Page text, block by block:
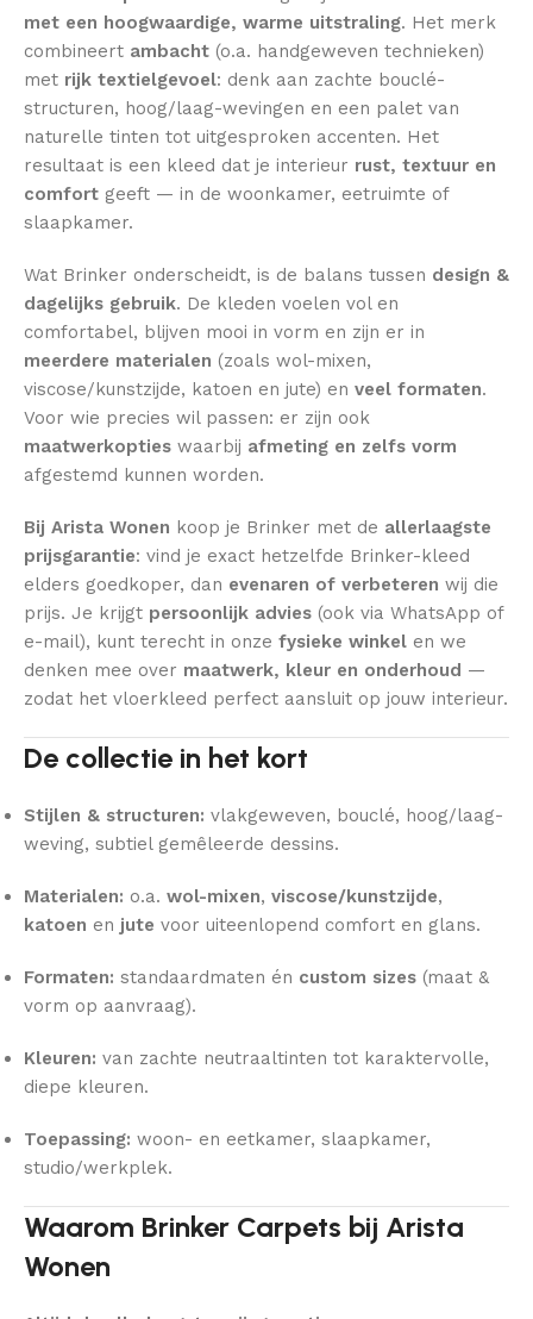
met een hoogwaardige, warme uitstraling. Het merk
combineert ambacht (o.a. handgeweven technieken)
met rijk textielgevoel: denk aan zachte bouclé-
structuren, hoog/laag-wevingen en een palet van
naturelle tinten tot uitgesproken accenten. Het
resultaat is een kleed dat je interieur rust, textuur en
comfort geeft — in de woonkamer, eetruimte of
slaapkamer.
Wat Brinker onderscheidt, is de balans tussen design &
dagelijks gebruik. De kleden voelen vol en
comfortabel, blijven mooi in vorm en zijn er in
meerdere materialen (zoals wol-mixen,
viscose/kunstzijde, katoen en jute) en veel formaten.
Voor wie precies wil passen: er zijn ook
maatwerkopties waarbij afmeting en zelfs vorm
afgestemd kunnen worden.
Bij Arista Wonen koop je Brinker met de allerlaagste
prijsgarantie: vind je exact hetzelfde Brinker-kleed
elders goedkoper, dan evenaren of verbeteren wij die
prijs. Je krijgt persoonlijk advies (ook via WhatsApp of
e-mail), kunt terecht in onze fysieke winkel en we
denken mee over maatwerk, kleur en onderhoud —
zodat het vloerkleed perfect aansluit op jouw interieur.
De collectie in het kort
Stijlen & structuren: vlakgeweven, bouclé, hoog/laag-
weving, subtiel gemêleerde dessins.
Materialen: o.a. wol-mixen, viscose/kunstzijde,
katoen en jute voor uiteenlopend comfort en glans.
Formaten: standaardmaten én custom sizes (maat &
vorm op aanvraag).
Kleuren: van zachte neutraaltinten tot karaktervolle,
diepe kleuren.
Toepassing: woon- en eetkamer, slaapkamer,
studio/werkplek.
Waarom Brinker Carpets bij Arista
Wonen